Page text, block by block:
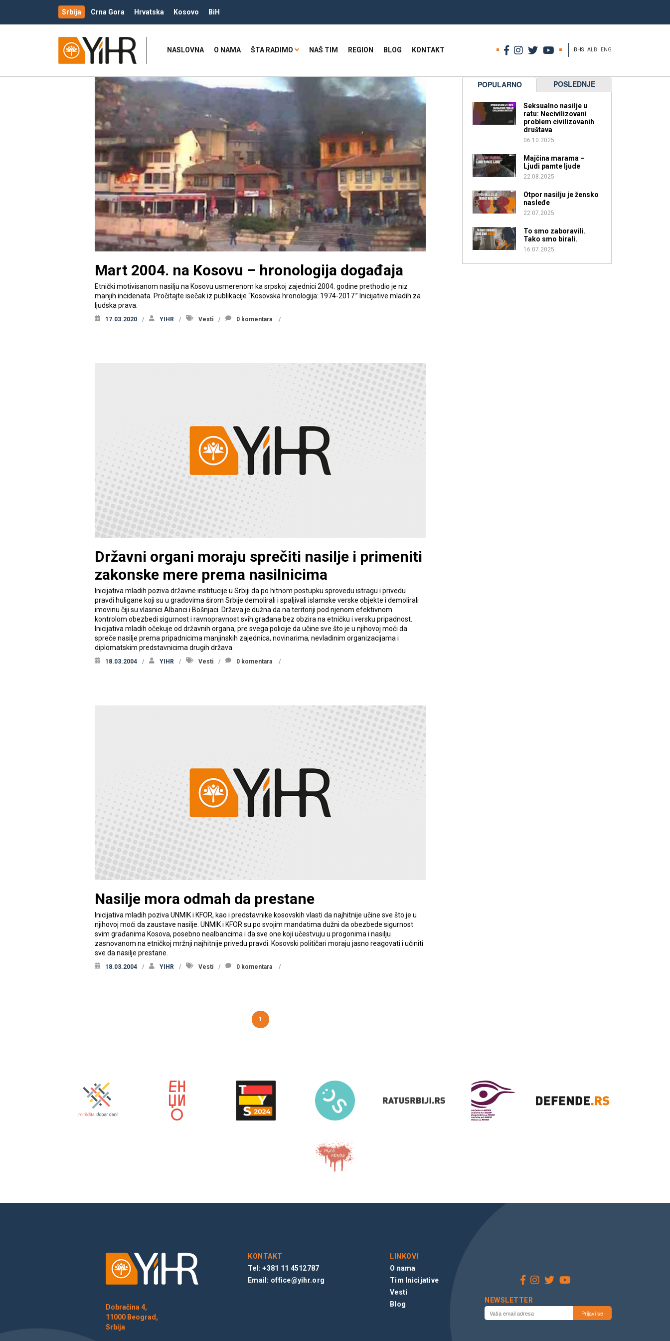
Srbija Crna Gora Hrvatska Kosovo BiH
NASLOVNA O NAMA ŠTA RADIMO NAŠ TIM REGION BLOG KONTAKT BHS ALB ENG
Mart 2004. na Kosovu – hronologija događaja
Etnički motivisanom nasilju na Kosovu usmerenom ka srpskoj zajednici 2004. godine prethodio je niz
manjih incidenata. Pročitajte isečak iz publikacije “Kosovska hronologija: 1974-2017.” Inicijative mladih za
ljudska prava.
17.03.2020 YIHR Vesti 0 komentara
Državni organi moraju sprečiti nasilje i primeniti
zakonske mere prema nasilnicima
Inicijativa mladih poziva državne institucije u Srbiji da po hitnom postupku sprovedu istragu i privedu
pravdi huligane koji su u gradovima širom Srbije demolirali i spaljivali islamske verske objekte i demolirali
imovinu čiji su vlasnici Albanci i Bošnjaci. Država je dužna da na teritoriji pod njenom efektivnom
kontrolom obezbedi sigurnost i ravnopravnost svih građana bez obzira na etničku i versku pripadnost.
Inicijativa mladih očekuje od državnih organa, pre svega policije da učine sve što je u njihovoj moći da
spreče nasilje prema pripadnicima manjinskih zajednica, novinarima, nevladinim organizacijama i
diplomatskim predstavnicima drugih država.
18.03.2004 YIHR Vesti 0 komentara
Nasilje mora odmah da prestane
Inicijativa mladih poziva UNMIK i KFOR, kao i predstavnike kosovskih vlasti da najhitnije učine sve što je u
njihovoj moći da zaustave nasilje. UNMIK i KFOR su po svojim mandatima dužni da obezbede sigurnost
svim građanima Kosova, posebno nealbancima i da sve one koji učestvuju u progonima i nasilju
zasnovanom na etničkoj mržnji najhitnije privedu pravdi. Kosovski političari moraju jasno reagovati i učiniti
sve da nasilje prestane.
18.03.2004 YIHR Vesti 0 komentara
1
POPULARNO POSLEDNJE
Seksualno nasilje u
ratu: Necivilizovani
problem civilizovanih
društava
06.10.2025
Majčina marama –
Ljudi pamte ljude
22.08.2025
Otpor nasilju je žensko
nasleđe
22.07.2025
To smo zaboravili.
Tako smo birali.
16.07.2025
Dobračina 4,
11000 Beograd,
Srbija
KONTAKT
Tel: +381 11 4512787
Email: office@yihr.org
LINKOVI
O nama
Tim Inicijative
Vesti
Blog
NEWSLETTER